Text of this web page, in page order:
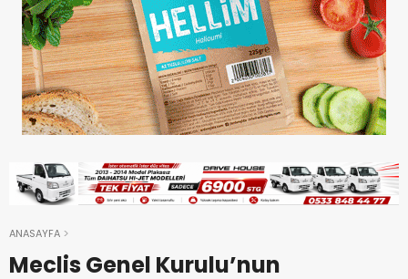
ANASAYFA
Meclis Genel Kurulu’nun